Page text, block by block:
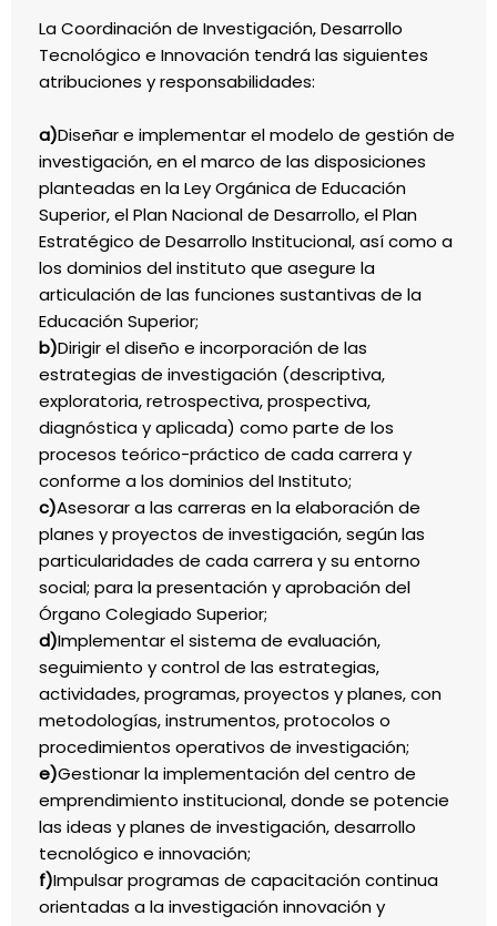
La Coordinación de Investigación, Desarrollo
Tecnológico e Innovación tendrá las siguientes
atribuciones y responsabilidades:
a)Diseñar e implementar el modelo de gestión de
investigación, en el marco de las disposiciones
planteadas en la Ley Orgánica de Educación
Superior, el Plan Nacional de Desarrollo, el Plan
Estratégico de Desarrollo Institucional, así como a
los dominios del instituto que asegure la
articulación de las funciones sustantivas de la
Educación Superior;
b)Dirigir el diseño e incorporación de las
estrategias de investigación (descriptiva,
exploratoria, retrospectiva, prospectiva,
diagnóstica y aplicada) como parte de los
procesos teórico-práctico de cada carrera y
conforme a los dominios del Instituto;
c)Asesorar a las carreras en la elaboración de
planes y proyectos de investigación, según las
particularidades de cada carrera y su entorno
social; para la presentación y aprobación del
Órgano Colegiado Superior;
d)Implementar el sistema de evaluación,
seguimiento y control de las estrategias,
actividades, programas, proyectos y planes, con
metodologías, instrumentos, protocolos o
procedimientos operativos de investigación;
e)Gestionar la implementación del centro de
emprendimiento institucional, donde se potencie
las ideas y planes de investigación, desarrollo
tecnológico e innovación;
f)Impulsar programas de capacitación continua
orientadas a la investigación innovación y